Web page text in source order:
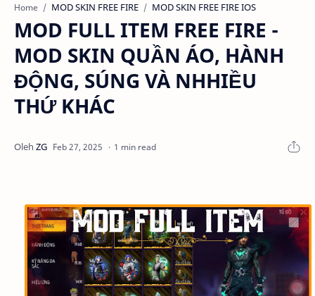
Home MOD SKIN FREE FIRE MOD SKIN FREE FIRE IOS
MOD FULL ITEM FREE FIRE -
MOD SKIN QUẦN ÁO, HÀNH
ĐỘNG, SÚNG VÀ NHHIỀU
THỨ KHÁC
1 min read